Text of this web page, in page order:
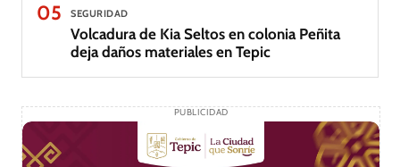
05 SEGURIDAD
Volcadura de Kia Seltos en colonia Peñita
deja daños materiales en Tepic
PUBLICIDAD